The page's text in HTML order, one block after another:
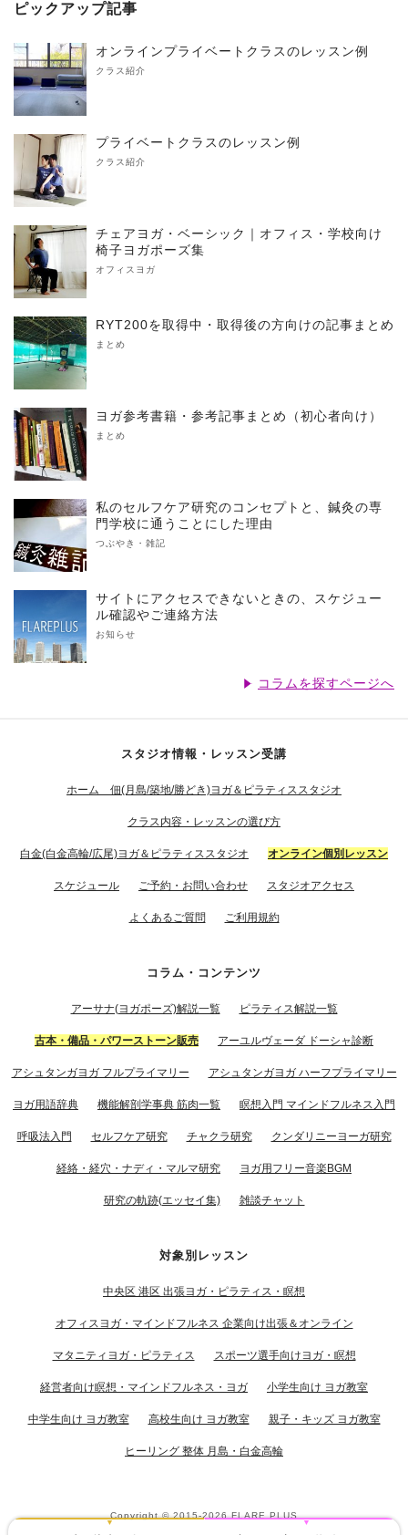
ピックアップ記事
オンラインプライベートクラスのレッスン例
クラス紹介
プライベートクラスのレッスン例
クラス紹介
チェアヨガ・ベーシック｜オフィス・学校向け
椅子ヨガポーズ集
オフィスヨガ
RYT200を取得中・取得後の方向けの記事まとめ
まとめ
ヨガ参考書籍・参考記事まとめ（初心者向け）
まとめ
私のセルフケア研究のコンセプトと、鍼灸の専
門学校に通うことにした理由
つぶやき・雑記
サイトにアクセスできないときの、スケジュー
ル確認やご連絡方法
お知らせ
コラムを探すページへ
スタジオ情報・レッスン受講
ホーム 佃(月島/築地/勝どき)ヨガ＆ピラティススタジオ
クラス内容・レッスンの選び方
白金(白金高輪/広尾)ヨガ＆ピラティススタジオ オンライン個別レッスン
スケジュール ご予約・お問い合わせ スタジオアクセス
よくあるご質問 ご利用規約
コラム・コンテンツ
アーサナ(ヨガポーズ)解説一覧 ピラティス解説一覧
古本・備品・パワーストーン販売 アーユルヴェーダ ドーシャ診断
アシュタンガヨガ フルプライマリー アシュタンガヨガ ハーフプライマリー
ヨガ用語辞典 機能解剖学事典 筋肉一覧 瞑想入門 マインドフルネス入門
呼吸法入門 セルフケア研究 チャクラ研究 クンダリニーヨーガ研究
経絡・経穴・ナディ・マルマ研究 ヨガ用フリー音楽BGM
研究の軌跡(エッセイ集) 雑談チャット
対象別レッスン
中央区 港区 出張ヨガ・ピラティス・瞑想
オフィスヨガ・マインドフルネス 企業向け出張＆オンライン
マタニティヨガ・ピラティス スポーツ選手向けヨガ・瞑想
経営者向け瞑想・マインドフルネス・ヨガ 小学生向け ヨガ教室
中学生向け ヨガ教室 高校生向け ヨガ教室 親子・キッズ ヨガ教室
ヒーリング 整体 月島・白金高輪
Copyright © 2015-2026FLARE PLUS